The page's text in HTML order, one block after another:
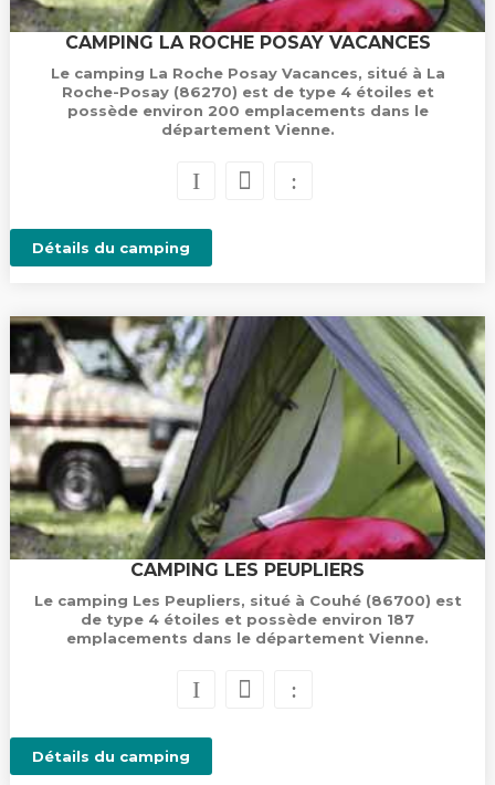
CAMPING LA ROCHE POSAY VACANCES
Le camping La Roche Posay Vacances, situé à La
Roche-Posay (86270) est de type 4 étoiles et
possède environ 200 emplacements dans le
département Vienne.
Détails du camping
CAMPING LES PEUPLIERS
Le camping Les Peupliers, situé à Couhé (86700) est
de type 4 étoiles et possède environ 187
emplacements dans le département Vienne.
Détails du camping